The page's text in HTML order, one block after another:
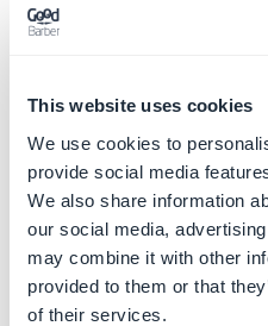
This website uses cookies
We use cookies to
provide social media
We also share information
our social media,
may combine it with other
provided to them or that
of their services.
válidas para que a equipe
5. Clique em "Salvar"
6. Clique na parte superior
"Conteúdo do app" para
app.
6. Política
do app >